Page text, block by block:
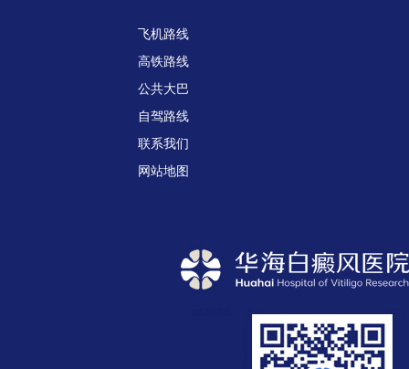
飞机路线
高铁路线
公共大巴
自驾路线
联系我们
网站地图